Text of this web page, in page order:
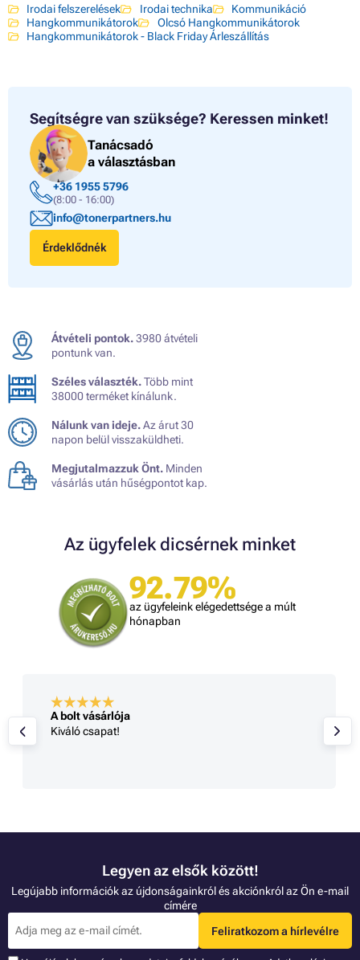
Irodai felszerelések Irodai technika
Kommunikáció
Hangkommunikátorok
Olcsó Hangkommunikátorok
Hangkommunikátorok - Black Friday Árleszállítás
Segítségre van szüksége? Keressen minket!
Tanácsadó
a választásban
+36 1955 5796
(8:00 - 16:00)
info@tonerpartners.hu
Érdeklődnék
Átvételi pontok.3980 átvételi
pontunk van.
Széles választék.Több mint
38000 terméket kínálunk.
Nálunk van ideje.Az árut 30
napon belül visszaküldheti.
Megjutalmazzuk Önt. Minden
vásárlás után hűségpontot kap.
Az ügyfelek dicsérnek minket
92.79%
az ügyfeleink elégedettsége a múlt
hónapban
A bolt vásárlója
Kiváló csapat!
Legyen az elsők között!
Legújabb információk az újdonságainkról és akciónkról az Ön e-mail
címére
Feliratkozom a hírlevélre